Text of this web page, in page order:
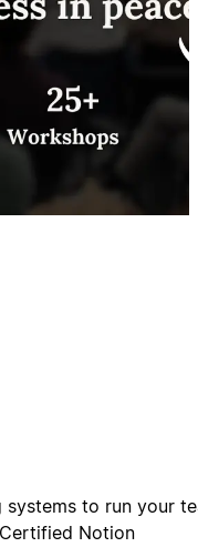
to run your
Notion